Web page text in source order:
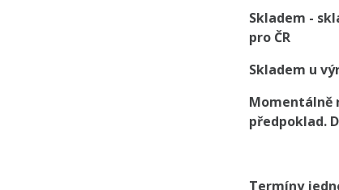
Skladem -
pro ČR
Skladem u
Momentálně
předpoklad.
Termíny